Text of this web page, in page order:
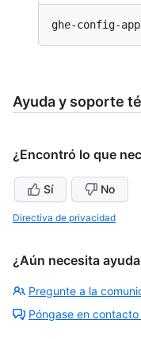
Ayuda y soporte
¿Encontró lo que
Sí No
Directiva de privacidad
¿Aún necesita
Pregunte a la
Póngase en